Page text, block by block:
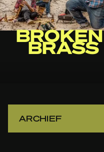
BROKEN
BRASS
ARCHIEF